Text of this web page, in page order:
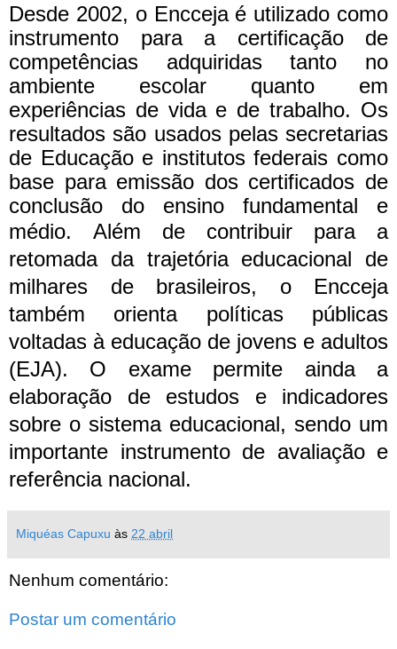
Desde 2002, o Encceja é utilizado como
instrumento para a certificação de
competências adquiridas tanto no
ambiente escolar quanto em
experiências de vida e de trabalho. Os
resultados são usados pelas secretarias
de Educação e institutos federais como
base para emissão dos certificados de
conclusão do ensino fundamental e
médio. Além de contribuir para a
retomada da trajetória educacional de
milhares de brasileiros, o Encceja
também orienta políticas públicas
voltadas à educação de jovens e adultos
(EJA). O exame permite ainda a
elaboração de estudos e indicadores
sobre o sistema educacional, sendo um
importante instrumento de avaliação e
referência nacional.
Miquéas Capuxu às 22 abril
Nenhum comentário:
Postar um comentário